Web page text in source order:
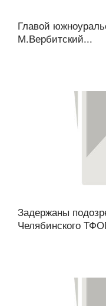
Главой
М.Вербитский...
Задержаны
Челябинского